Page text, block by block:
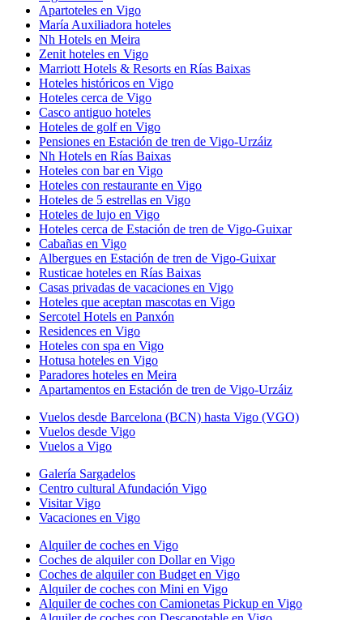
Apartoteles en Vigo
María Auxiliadora hoteles
Nh Hotels en Meira
Zenit hoteles en Vigo
Marriott Hotels & Resorts en Rías Baixas
Hoteles históricos en Vigo
Hoteles cerca de Vigo
Casco antiguo hoteles
Hoteles de golf en Vigo
Pensiones en Estación de tren de Vigo-Urzáiz
Nh Hotels en Rías Baixas
Hoteles con bar en Vigo
Hoteles con restaurante en Vigo
Hoteles de 5 estrellas en Vigo
Hoteles de lujo en Vigo
Hoteles cerca de Estación de tren de Vigo-Guixar
Cabañas en Vigo
Albergues en Estación de tren de Vigo-Guixar
Rusticae hoteles en Rías Baixas
Casas privadas de vacaciones en Vigo
Hoteles que aceptan mascotas en Vigo
Sercotel Hotels en Panxón
Residences en Vigo
Hoteles con spa en Vigo
Hotusa hoteles en Vigo
Paradores hoteles en Meira
Apartamentos en Estación de tren de Vigo-Urzáiz
Vuelos desde Barcelona (BCN) hasta Vigo (VGO)
Vuelos desde Vigo
Vuelos a Vigo
Galería Sargadelos
Centro cultural Afundación Vigo
Visitar Vigo
Vacaciones en Vigo
Alquiler de coches en Vigo
Coches de alquiler con Dollar en Vigo
Coches de alquiler con Budget en Vigo
Alquiler de coches con Mini en Vigo
Alquiler de coches con Camionetas Pickup en Vigo